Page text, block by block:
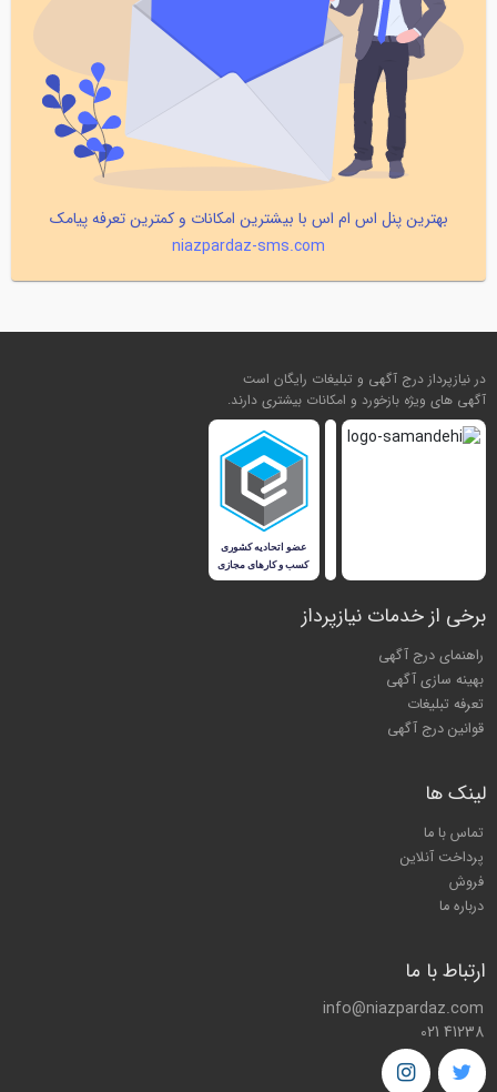
بهترین پنل اس ام اس با بیشترین امکانات و کمترین تعرفه پیامک
niazpardaz-sms.com
در نیازپرداز درج آگهی و تبلیغات رایگان است
آگهی های ویژه بازخورد و امکانات بیشتری دارند.
برخی از خدمات نیازپرداز
راهنمای درج آگهی
بهینه سازی آگهی
تعرفه تبلیغات
قوانین درج آگهی
لینک ها
تماس با ما
پرداخت آنلاین
فروش
درباره ما
ارتباط با ما
info@niazpardaz.com
021 41238